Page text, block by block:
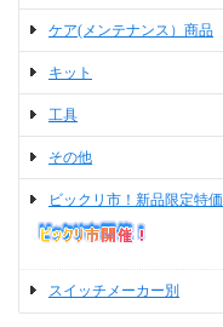
ケア(メンテナンス）商品
キット
工具
その他
ビックリ市！新品限定特価
スイッチメーカー別